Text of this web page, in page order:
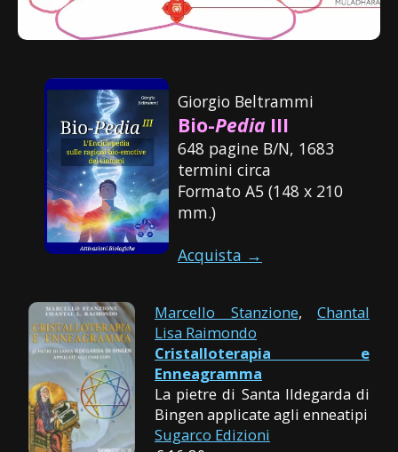
Giorgio Beltrammi
Bio-Pedia III
648 pagine B/N, 1683
termini circa
Formato A5 (148 x 210
mm.)
Acquista →
Marcello Stanzione, Chantal
Lisa Raimondo
Cristalloterapia e
Enneagramma
La pietre di Santa Ildegarda di
Bingen applicate agli enneatipi
Sugarco Edizioni